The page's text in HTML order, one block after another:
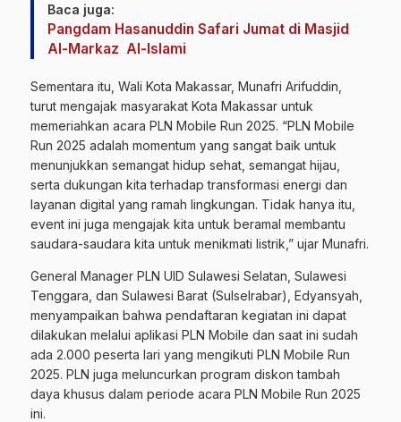
Baca juga:
Pangdam Hasanuddin Safari Jumat di Masjid
Al-Markaz Al-Islami
Sementara itu, Wali Kota Makassar, Munafri Arifuddin,
turut mengajak masyarakat Kota Makassar untuk
memeriahkan acara PLN Mobile Run 2025. “PLN Mobile
Run 2025 adalah momentum yang sangat baik untuk
menunjukkan semangat hidup sehat, semangat hijau,
serta dukungan kita terhadap transformasi energi dan
layanan digital yang ramah lingkungan. Tidak hanya itu,
event ini juga mengajak kita untuk beramal membantu
saudara-saudara kita untuk menikmati listrik,” ujar Munafri.
General Manager PLN UID Sulawesi Selatan, Sulawesi
Tenggara, dan Sulawesi Barat (Sulselrabar), Edyansyah,
menyampaikan bahwa pendaftaran kegiatan ini dapat
dilakukan melalui aplikasi PLN Mobile dan saat ini sudah
ada 2.000 peserta lari yang mengikuti PLN Mobile Run
2025. PLN juga meluncurkan program diskon tambah
daya khusus dalam periode acara PLN Mobile Run 2025
ini.